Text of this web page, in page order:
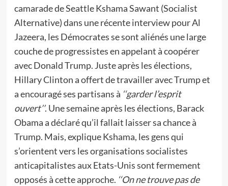
camarade de Seattle Kshama Sawant (Socialist
Alternative) dans une récente interview pour Al
Jazeera, les Démocrates se sont aliénés une large
couche de progressistes en appelant à coopérer
avec Donald Trump. Juste après les élections,
Hillary Clinton a offert de travailler avec Trump et
a encouragé ses partisans à ‘‘garder l’esprit
ouvert’’. Une semaine après les élections, Barack
Obama a déclaré qu’il fallait laisser sa chance à
Trump. Mais, explique Kshama, les gens qui
s’orientent vers les organisations socialistes
anticapitalistes aux Etats-Unis sont fermement
opposés à cette approche. ‘‘On ne trouve pas de